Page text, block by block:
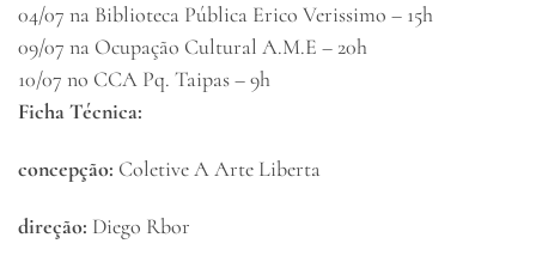
04/07 na Biblioteca Pública Erico Verissimo – 15h
09/07 na Ocupação Cultural A.M.E – 20h
10/07 no CCA Pq. Taipas – 9h
Ficha Técnica:
concepção: Coletive A Arte Liberta
direção: Diego Rbor